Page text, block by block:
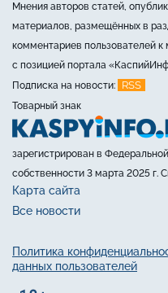
Мнения авторов статей,
материалов, размещённых в
комментариев пользователей
с позицией портала
Подписка на новости:
RSS
Товарный знак
зарегистрирован в
собственности 3 марта 2025 г.
Карта сайта
Все новости
Политика
данных пользователей